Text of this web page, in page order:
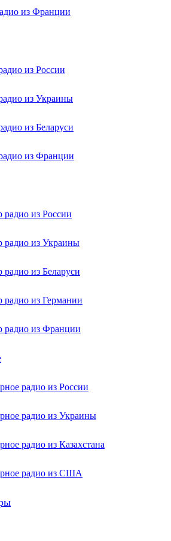
из Франции
из России
из Украины
из Беларуси
из Франции
радио из России
радио из Украины
радио из Беларуси
радио из Германии
радио из Франции
радио из России
радио из Украины
радио из Казахстана
радио из США